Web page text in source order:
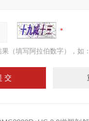
（填写阿拉伯数字），如